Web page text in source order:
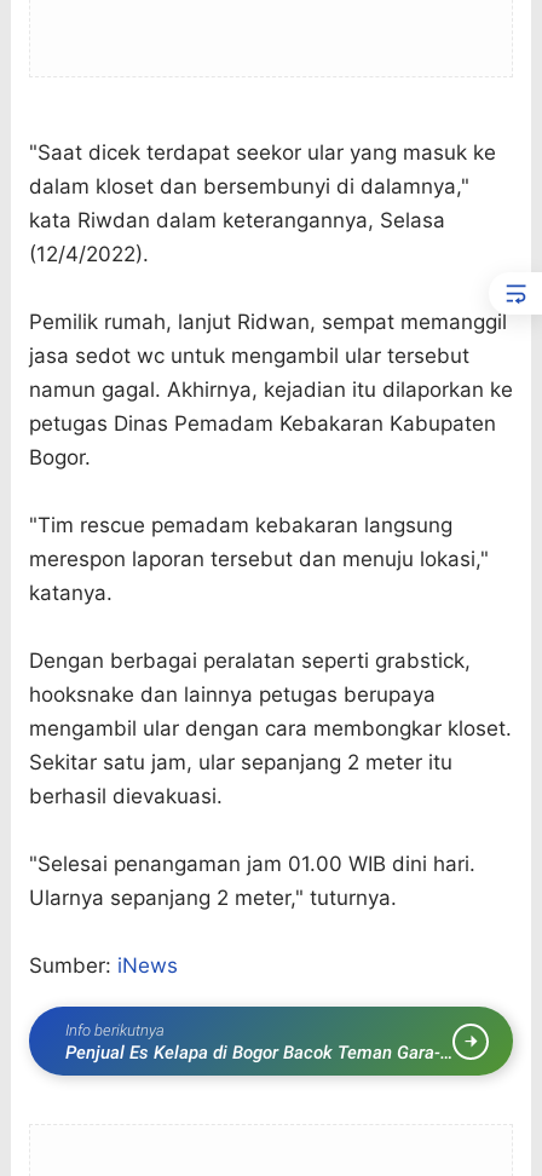
"Saat dicek terdapat seekor ular yang masuk ke
dalam kloset dan bersembunyi di dalamnya,"
kata Riwdan dalam keterangannya, Selasa
(12/4/2022).
Pemilik rumah, lanjut Ridwan, sempat memanggil
jasa sedot wc untuk mengambil ular tersebut
namun gagal. Akhirnya, kejadian itu dilaporkan ke
petugas Dinas Pemadam Kebakaran Kabupaten
Bogor.
"Tim rescue pemadam kebakaran langsung
merespon laporan tersebut dan menuju lokasi,"
katanya.
Dengan berbagai peralatan seperti grabstick,
hooksnake dan lainnya petugas berupaya
mengambil ular dengan cara membongkar kloset.
Sekitar satu jam, ular sepanjang 2 meter itu
berhasil dievakuasi.
"Selesai penangaman jam 01.00 WIB dini hari.
Ularnya sepanjang 2 meter," tuturnya.
Sumber: iNews
Info berikutnya
Penjual Es Kelapa di Bogor Bacok Teman Gara-
Gara Utang